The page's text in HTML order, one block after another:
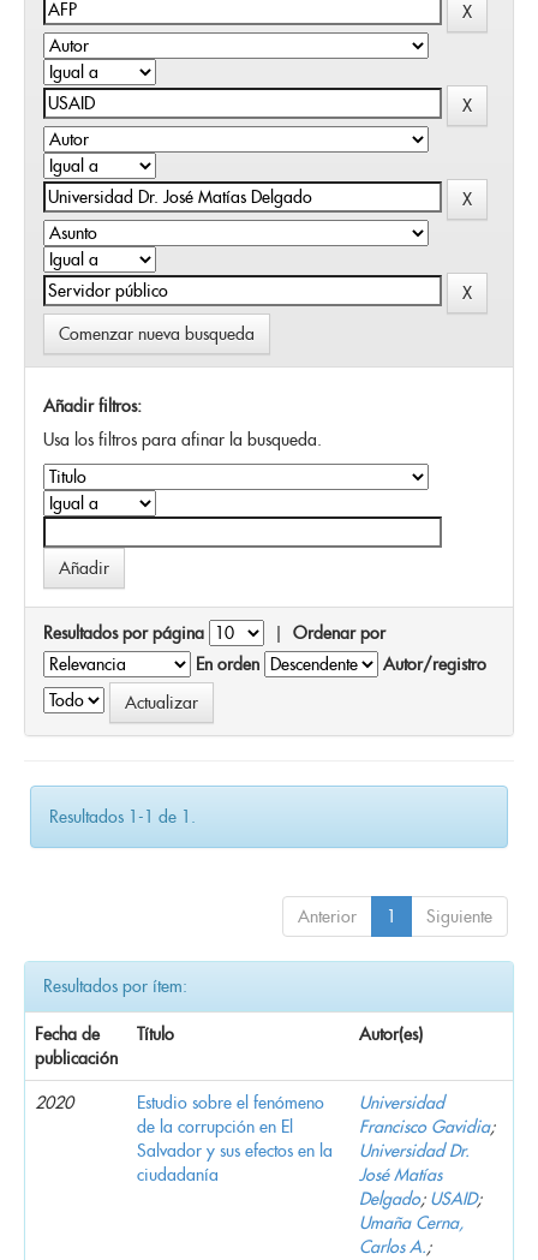
Comenzar nueva busqueda
Añadir filtros:
Usa los filtros para afinar la busqueda.
Resultados por página | Ordenar por
En orden
Autor/registro
Resultados 1-1 de 1.
Anterior 1 Siguiente
Resultados por ítem:
Fecha de
publicación
Título Autor(es)
2020
Estudio sobre el fenómeno
de la corrupción en El
Salvador y sus efectos en la
ciudadanía
Universidad
Francisco Gavidia;
Universidad Dr.
José Matías
Delgado; USAID;
Umaña Cerna,
Carlos A.;